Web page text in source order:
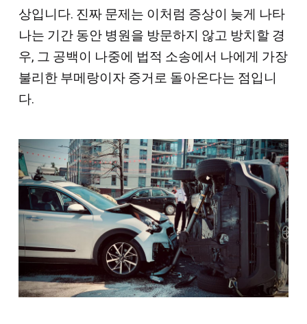
상입니다. 진짜 문제는 이처럼 증상이 늦게 나타
나는 기간 동안 병원을 방문하지 않고 방치할 경
우, 그 공백이 나중에 법적 소송에서 나에게 가장
불리한 부메랑이자 증거로 돌아온다는 점입니
다.